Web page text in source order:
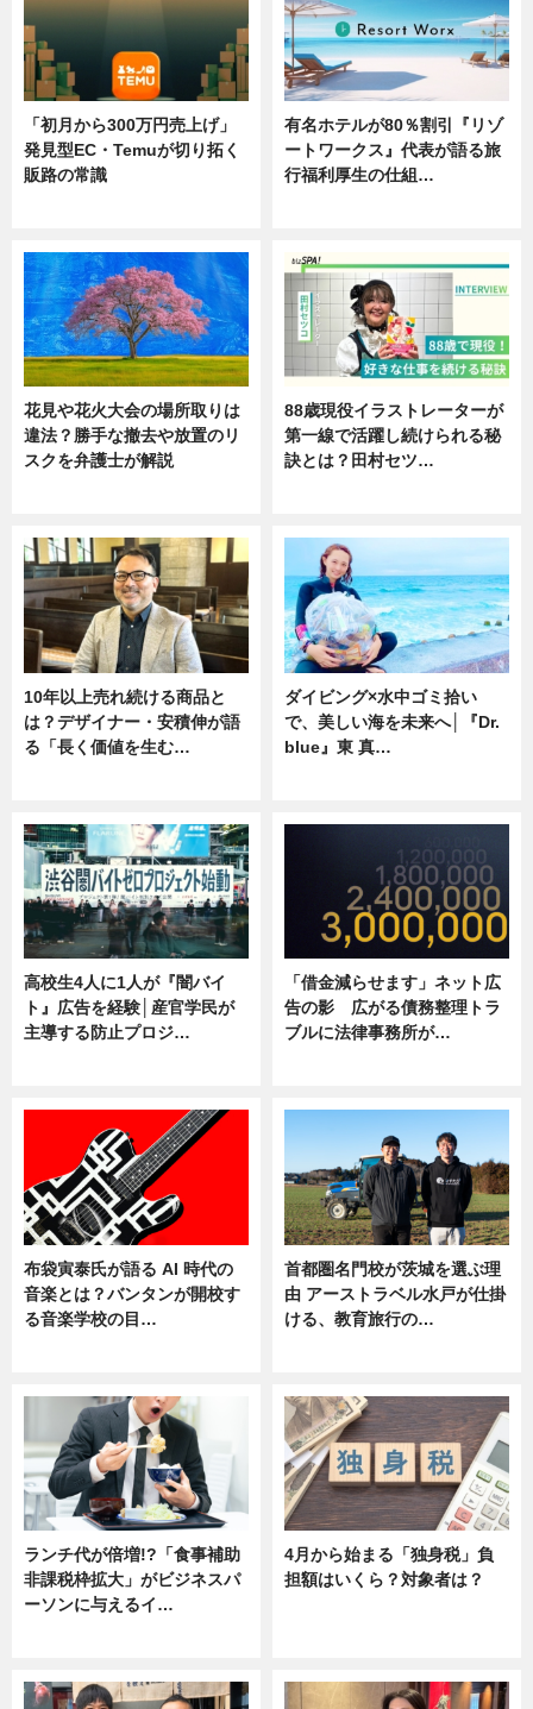
「初月から300万円売上げ」
発見型EC・Temuが切り拓く
販路の常識
有名ホテルが80％割引『リゾ
ートワークス』代表が語る旅
行福利厚生の仕組…
花見や花火大会の場所取りは
違法？勝手な撤去や放置のリ
スクを弁護士が解説
88歳現役イラストレーターが
第一線で活躍し続けられる秘
訣とは？田村セツ…
10年以上売れ続ける商品と
は？デザイナー・安積伸が語
る「長く価値を生む…
ダイビング×水中ゴミ拾い
で、美しい海を未来へ│『Dr.
blue』東 真…
高校生4人に1人が『闇バイ
ト』広告を経験│産官学民が
主導する防止プロジ…
「借金減らせます」ネット広
告の影 広がる債務整理トラ
ブルに法律事務所が…
布袋寅泰氏が語る AI 時代の
音楽とは？バンタンが開校す
る音楽学校の目…
首都圏名門校が茨城を選ぶ理
由 アーストラベル水戸が仕掛
ける、教育旅行の…
ランチ代が倍増!?「食事補助
非課税枠拡大」がビジネスパ
ーソンに与えるイ…
4月から始まる「独身税」負
担額はいくら？対象者は？